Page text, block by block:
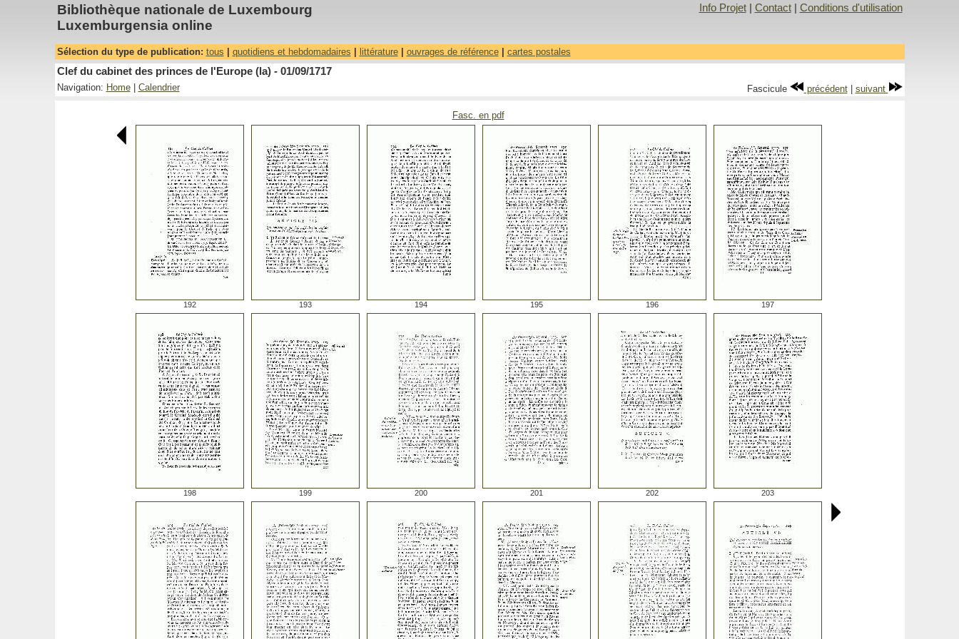
Bibliothèque nationale de Luxembourg
Luxemburgensia online
Info Projet| Contact| Conditions d'utilisation
Sélection du type de publication: tous quotidiens et hebdomadaires littérature| ouvrages de référence| cartes postales
Clef du cabinet des princes de l'Europe (la) - 01/09/1717
Navigation: Home| Calendrier Fascicule précédent| suivant
Fasc. en pdf
192 193 194 195 196 197
198 199 200 201 202 203